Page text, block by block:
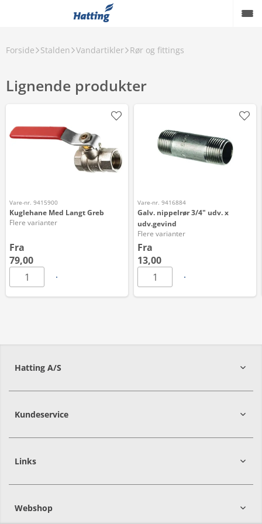
Forside Stalden Vandartikler Rør og fittings
Lignende produkter
Vare-nr. 9415900
Kuglehane Med Langt Greb
Flere varianter
Fra
79,00
Vare-nr. 9416884
Galv. nippelrør 3/4" udv. x
udv.gevind
Flere varianter
Fra
13,00
Hatting A/S
8700Horsens
Kundeservice
Links
Webshop